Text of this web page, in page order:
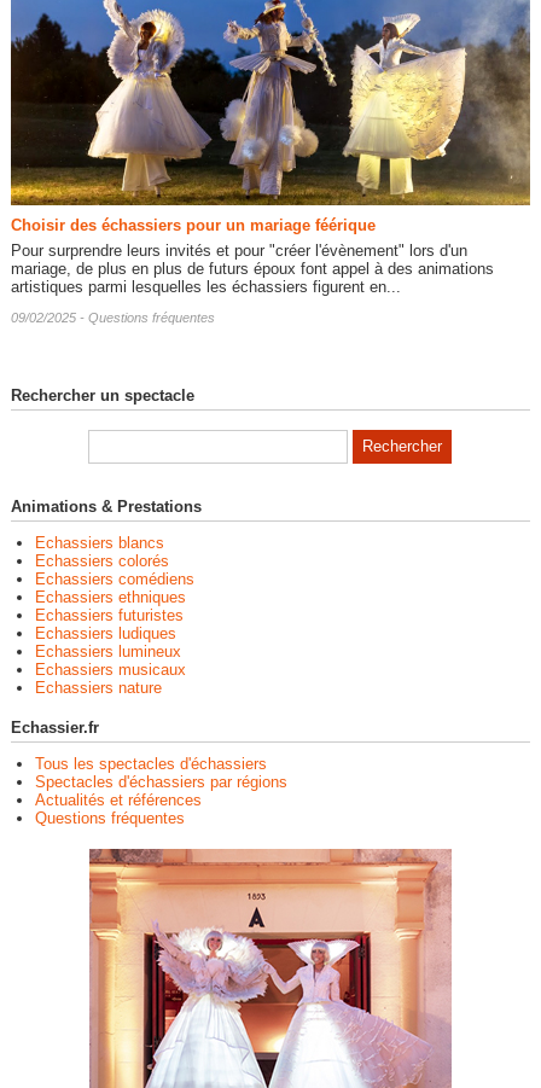
Choisir des échassiers pour un mariage féérique
Pour surprendre leurs invités et pour "créer l'évènement" lors d'un
mariage, de plus en plus de futurs époux font appel à des animations
artistiques parmi lesquelles les échassiers figurent en...
09/02/2025 - Questions fréquentes
Rechercher un spectacle
Animations & Prestations
Echassiers blancs
Echassiers colorés
Echassiers comédiens
Echassiers ethniques
Echassiers futuristes
Echassiers ludiques
Echassiers lumineux
Echassiers musicaux
Echassiers nature
Echassier.fr
Tous les spectacles d'échassiers
Spectacles d'échassiers par régions
Actualités et références
Questions fréquentes